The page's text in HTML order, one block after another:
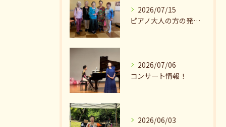
2026/07/15
ピアノ大人の方の発表会兼ねたお茶会🎵
2026/07/06
コンサート情報！
2026/06/03